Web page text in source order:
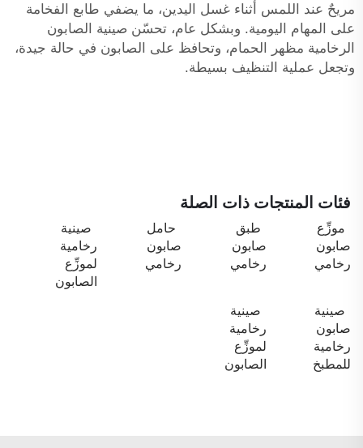
مريحٌ عند اللمس أثناء غسل اليدين، ما يضفي طابع الفخامة
على المهام اليومية. وبشكل عام، تحسّن صينية الصابون
الرخامية مظهر الحمام، وتحافظ على الصابون في حالة جيدة،
وتجعل عملية التنظيف بسيطة.
فئات المنتجات ذات الصلة
موزِّع
صابون
رخامي
طبق
صابون
رخامي
حامل
صابون
رخامي
صينية
رخامية
لموزِّع
الصابون
صينية
صابون
رخامية
للمطبخ
صينية
رخامية
لموزِّع
الصابون